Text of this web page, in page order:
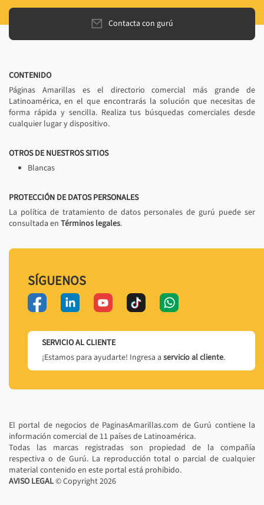
Contacta con gurú
CONTENIDO
Páginas Amarillas es el directorio comercial más grande de
Latinoamérica, en el que encontrarás la solución que necesitas de
forma rápida y sencilla. Realiza tus búsquedas comerciales desde
cualquier lugar y dispositivo.
OTROS DE NUESTROS SITIOS
Blancas
PROTECCIÓN DE DATOS PERSONALES
La política de tratamiento de datos personales de gurú puede ser
consultada en Términos legales.
SÍGUENOS
SERVICIO AL CLIENTE
¡Estamos para ayudarte! Ingresa a servicio al cliente.
El portal de negocios de PaginasAmarillas.com de Gurú contiene la
información comercial de 11 países de Latinoamérica.
Todas las marcas registradas son propiedad de la compañía
respectiva o de Gurú. La reproducción total o parcial de cualquier
material contenido en este portal está prohibido.
AVISO LEGAL© Copyright2026